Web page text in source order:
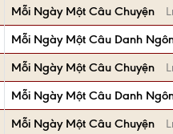
Mỗi Ngày Một Câu Chuyện
Mỗi Ngày Một Câu Danh
Mỗi Ngày Một Câu Chuyện
Mỗi Ngày Một Câu Danh
Mỗi Ngày Một Câu Chuyện